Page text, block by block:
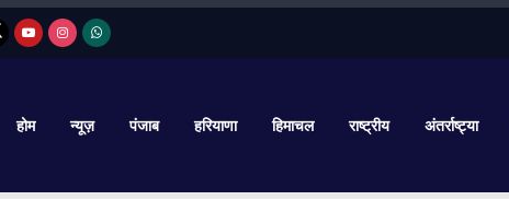
होम न्यूज़ पंजाब हरियाणा हिमाचल राष्ट्रीय अंतर्राष्ट्या